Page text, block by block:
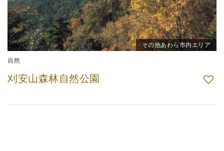
その他あわら市内エリア
自然
刈安山森林自然公園